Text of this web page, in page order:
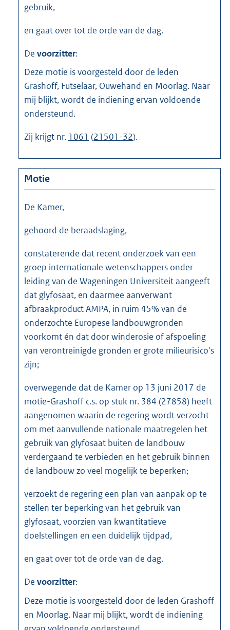
gebruik,
en gaat over tot de orde van de dag.
De voorzitter:
Deze motie is voorgesteld door de leden
Grashoff, Futselaar, Ouwehand en Moorlag. Naar
mij blijkt, wordt de indiening ervan voldoende
ondersteund.
Zij krijgt nr. 1061 (21501-32).
Motie
De Kamer,
gehoord de beraadslaging,
constaterende dat recent onderzoek van een
groep internationale wetenschappers onder
leiding van de Wageningen Universiteit aangeeft
dat glyfosaat, en daarmee aanverwant
afbraakproduct AMPA, in ruim 45% van de
onderzochte Europese landbouwgronden
voorkomt én dat door winderosie of afspoeling
van verontreinigde gronden er grote milieurisico's
zijn;
overwegende dat de Kamer op 13 juni 2017 de
motie-Grashoff c.s. op stuk nr. 384 (27858) heeft
aangenomen waarin de regering wordt verzocht
om met aanvullende nationale maatregelen het
gebruik van glyfosaat buiten de landbouw
verdergaand te verbieden en het gebruik binnen
de landbouw zo veel mogelijk te beperken;
verzoekt de regering een plan van aanpak op te
stellen ter beperking van het gebruik van
glyfosaat, voorzien van kwantitatieve
doelstellingen en een duidelijk tijdpad,
en gaat over tot de orde van de dag.
De voorzitter:
Deze motie is voorgesteld door de leden Grashoff
en Moorlag. Naar mij blijkt, wordt de indiening